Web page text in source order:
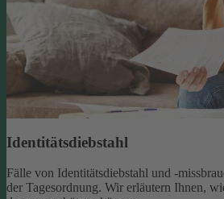
Identitätsdiebstahl
Fälle von Identitätsdiebstahl und -
der Tagesordnung. Wir erläutern Ihnen,